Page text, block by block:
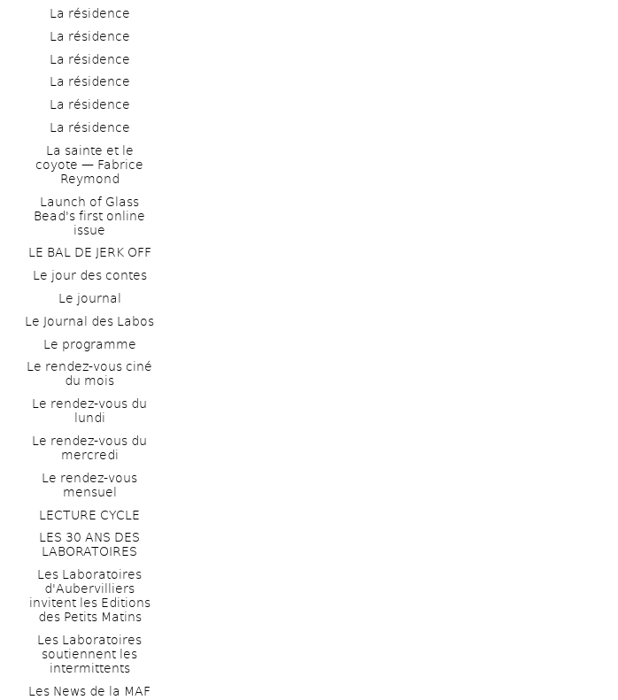
La résidence
La résidence
La résidence
La résidence
La résidence
La résidence
La sainte et le
coyote — Fabrice
Reymond
Launch of Glass
Bead's first online
issue
LE BAL DE JERK OFF
Le jour des contes
Le journal
Le Journal des Labos
Le programme
Le rendez-vous ciné
du mois
Le rendez-vous du
lundi
Le rendez-vous du
mercredi
Le rendez-vous
mensuel
LECTURE CYCLE
LES 30 ANS DES
LABORATOIRES
Les Laboratoires
d'Aubervilliers
invitent les Editions
des Petits Matins
Les Laboratoires
soutiennent les
intermittents
Les News de la MAF